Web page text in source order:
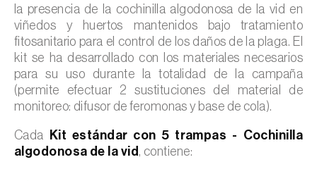
la presencia de la cochinilla algodonosa de la vid en
viñedos y huertos mantenidos bajo tratamiento
fitosanitario para el control de los daños de la plaga. El
kit se ha desarrollado con los materiales necesarios
para su uso durante la totalidad de la campaña
(permite efectuar 2 sustituciones del material de
monitoreo: difusor de feromonas y base de cola).
Cada
Kit estándar con 5 trampas - Cochinilla
algodonosa de la vid , contiene: